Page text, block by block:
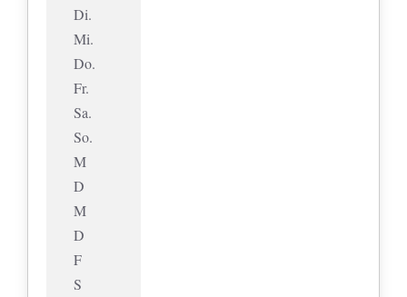
Di.
Mi.
Do.
Fr.
Sa.
So.
M
D
M
D
F
S